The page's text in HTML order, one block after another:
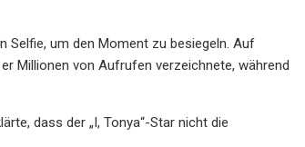
Selfie, um den Moment zu besiegeln. Auf
Millionen von Aufrufen verzeichnete, während
dass der „I, Tonya“-Star nicht die